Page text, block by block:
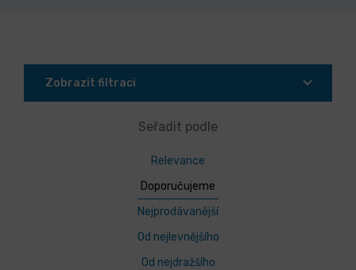
Zobrazit filtraci
Seřadit podle
Relevance
Doporučujeme
Nejprodávanější
Od nejlevnějšího
Od nejdražšího